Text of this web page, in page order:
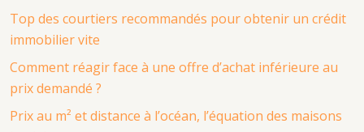
Top des courtiers recommandés pour obtenir un crédit
immobilier vite
Comment réagir face à une offre d’achat inférieure au
prix demandé ?
Prix au m² et distance à l’océan, l’équation des maisons